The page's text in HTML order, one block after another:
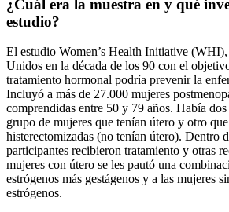
¿Cuál era la muestra en y qué
estudio?
El estudio Women’s Health Initiative (WHI),
Unidos en la década de los 90 con el
tratamiento hormonal podría prevenir la
Incluyó a más de 27.000 mujeres
comprendidas entre 50 y 79 años. Había
grupo de mujeres que tenían útero y otro que
histerectomizadas (no tenían útero). Dentro
participantes recibieron tratamiento y otras
mujeres con útero se les pautó una
estrógenos más gestágenos y a las mujeres
estrógenos.